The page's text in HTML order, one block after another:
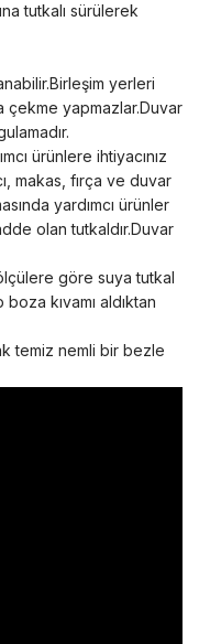
tutkalı sürülerek
yerleri
çekme yapmazlar.Duvar
ürünlere ihtiyacınız
makas, fırça ve duvar
yardımcı ürünler
olan tutkaldır.Duvar
göre suya tutkal
kıvamı aldıktan
temiz nemli bir bezle